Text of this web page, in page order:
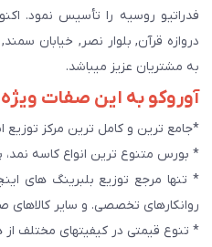
فدراتیو روسیه را تأسیس نمود.
به مشتریان عزیز میباشد.
آوروکو به این صفات
*جامع ترین و کامل ترین مرکز توزیع
* بورس متنوع ترین انواع کاسه نمد،
روانکارهای تخصصی. و سایر کالاهای
* تنوع قیمتی در کیفیتهای مختلف